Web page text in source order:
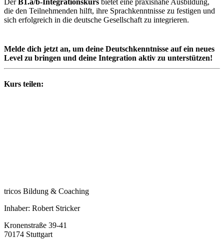
DerB1.a/b-Integrationskurs bietet eine praxisnahe Ausbildung,
die den Teilnehmenden hilft, ihre Sprachkenntnisse zu festigen und
sich erfolgreich in die deutsche Gesellschaft zu integrieren.
Melde dich jetzt an, um deine Deutschkenntnisse auf ein neues
Level zu bringen und deine Integration aktiv zu unterstützen!
Kurs teilen:
tricos Bildung & Coaching
Inhaber: Robert Stricker
Kronenstraße 39-41
70174 Stuttgart